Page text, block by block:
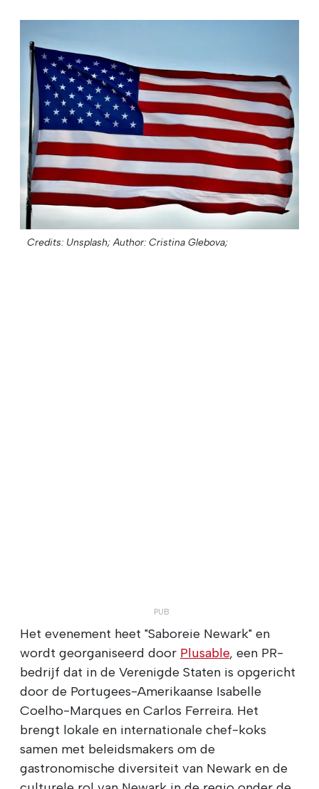
Credits: Unsplash; Author: Cristina Glebova;
Het evenement heet "Saboreie Newark" en
wordt georganiseerd door Plusable, een PR-
bedrijf dat in de Verenigde Staten is opgericht
door de Portugees-Amerikaanse Isabelle
Coelho-Marques en Carlos Ferreira. Het
brengt lokale en internationale chef-koks
samen met beleidsmakers om de
gastronomische diversiteit van Newark en de